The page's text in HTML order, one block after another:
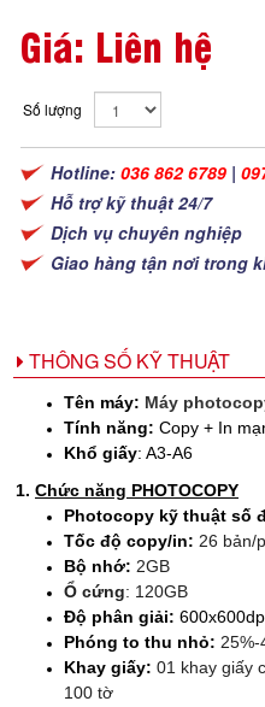
Giá: Liên hệ
Số lượng
Hotline: 036 862 6789 |
Hỗ trợ kỹ thuật 24/7
Dịch vụ chuyên nghiệp
Giao hàng tận nơi trong
THÔNG SỐ KỸ THUẬT
Tên máy: Máy
Tính năng: Copy + In
Khổ giấy: A3-A6
1. Chức năng PHOTOCOPY
Photocopy kỹ thuật số
Tốc độ copy/in: 26 bản/
Bộ nhớ: 2GB
Ổ cứng: 120GB
Độ phân giải:
Phóng to thu nhỏ: 25%-
Khay giấy: 01 khay giấy
100 tờ